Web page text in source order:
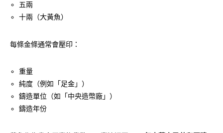
五兩
十兩（大黃魚）
每條金條通常會壓印：
重量
純度（例如「足金」）
鑄造單位（如「中央造幣廠」）
鑄造年份